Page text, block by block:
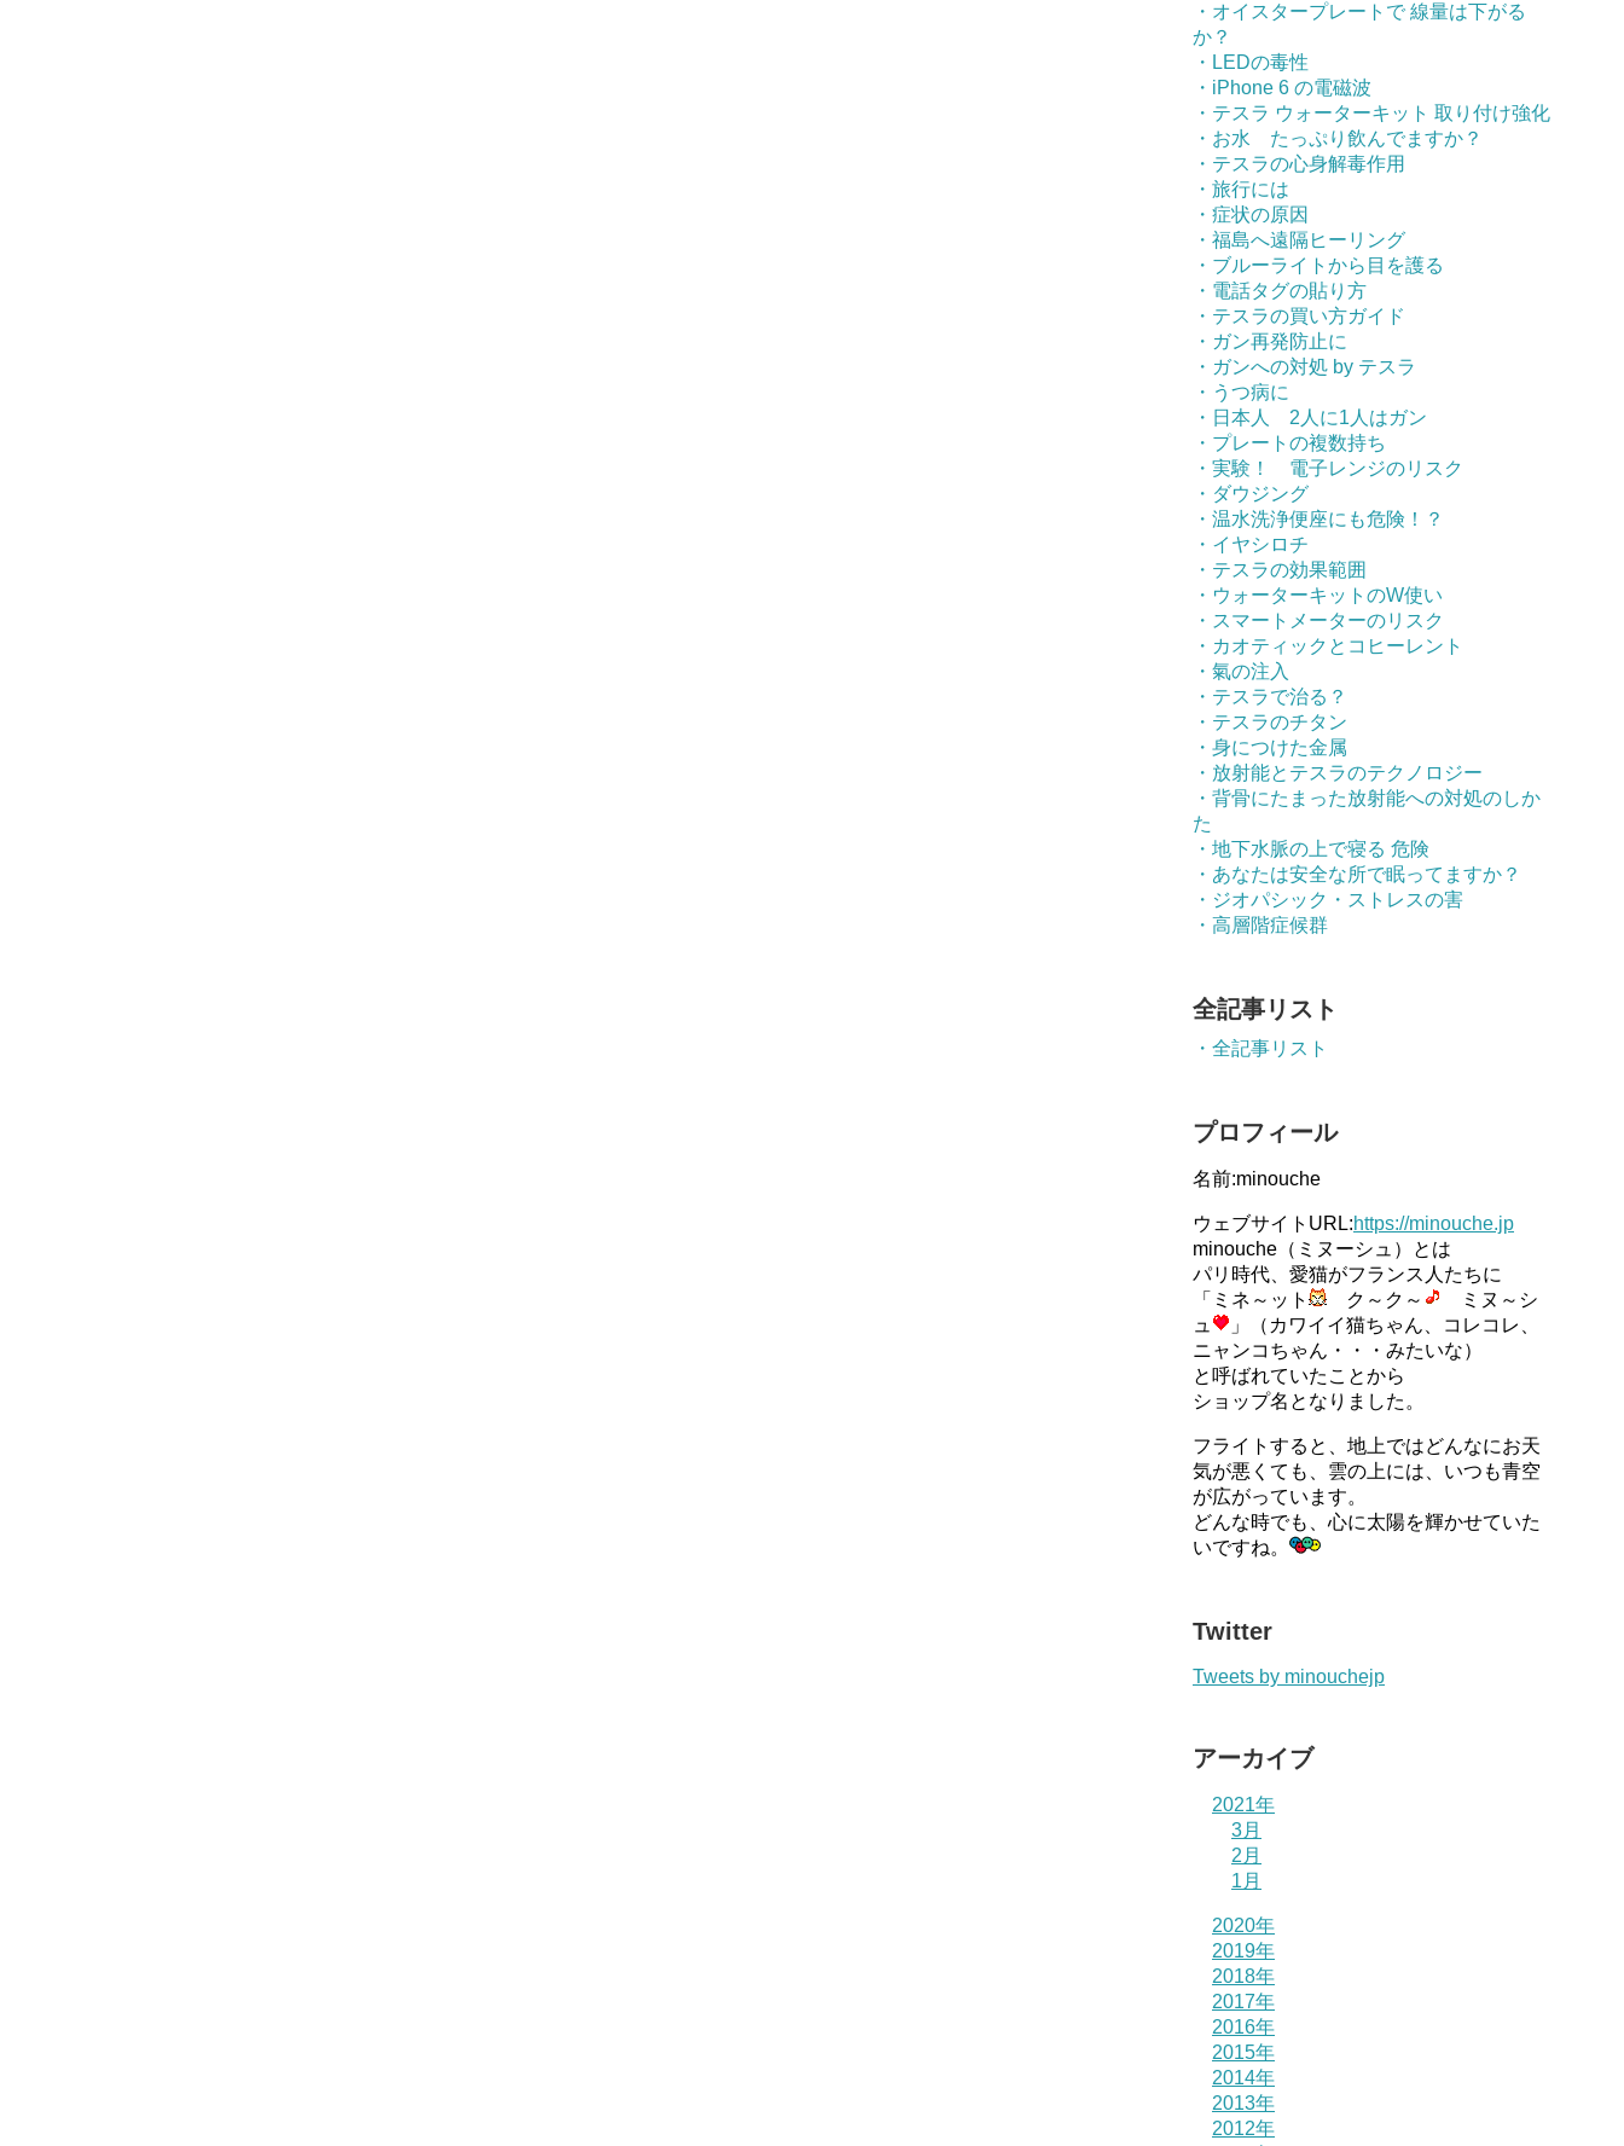
・オイスタープレートで 線量は下がる
か？
・LEDの毒性
・iPhone 6 の電磁波
・テスラ ウォーターキット 取り付け強化
・お水 たっぷり飲んでますか？
・テスラの心身解毒作用
・旅行には
・症状の原因
・福島へ遠隔ヒーリング
・ブルーライトから目を護る
・電話タグの貼り方
・テスラの買い方ガイド
・ガン再発防止に
・ガンへの対処 by テスラ
・うつ病に
・日本人 2人に1人はガン
・プレートの複数持ち
・実験！ 電子レンジのリスク
・ダウジング
・温水洗浄便座にも危険！？
・イヤシロチ
・テスラの効果範囲
・ウォーターキットのW使い
・スマートメーターのリスク
・カオティックとコヒーレント
・氣の注入
・テスラで治る？
・テスラのチタン
・身につけた金属
・放射能とテスラのテクノロジー
・背骨にたまった放射能への対処のしか
た
・地下水脈の上で寝る 危険
・あなたは安全な所で眠ってますか？
・ジオパシック・ストレスの害
・高層階症候群
全記事リスト
・全記事リスト
プロフィール
名前:minouche
ウェブサイトURL:https://minouche.jp
minouche（ミヌーシュ）とは
パリ時代、愛猫がフランス人たちに
「ミネ～ット
ク～ク～
ミヌ～シ
ュ
」（カワイイ猫ちゃん、コレコレ、
ニャンコちゃん・・・みたいな）
と呼ばれていたことから
ショップ名となりました。
フライトすると、地上ではどんなにお天
気が悪くても、雲の上には、いつも青空
が広がっています。
どんな時でも、心に太陽を輝かせていた
いですね。
Twitter
Tweets by minouchejp
アーカイブ
2021年
3月
2月
1月
2020年
2019年
2018年
2017年
2016年
2015年
2014年
2013年
2012年